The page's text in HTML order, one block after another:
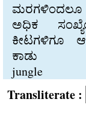
ಮರಗಳಿಂದಲೂ
ಅಧಿಕ
ಕೀಟಗಳಿಗೂ
ಕಾಡು
jungle
: